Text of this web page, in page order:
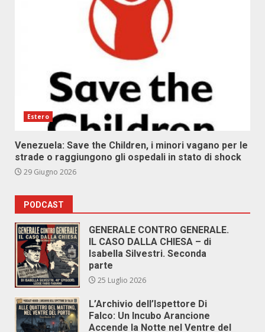
Estero
Venezuela: Save the Children, i minori vagano per le
strade o raggiungono gli ospedali in stato di shock
29 Giugno 2026
PODCAST
GENERALE CONTRO GENERALE.
IL CASO DALLA CHIESA – di
Isabella Silvestri. Seconda
parte
25 Luglio 2026
L’Archivio dell’Ispettore Di
Falco: Un Incubo Arancione
Accende la Notte nel Ventre del